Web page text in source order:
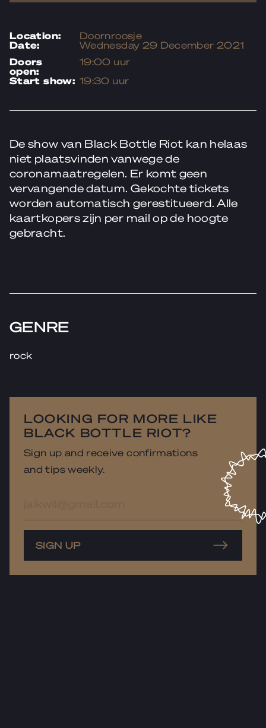
location: Doornroosje
date:
Wednesday 29 December 2021
doors
open:
19:00 uur
start show: 19:30 uur
De show van Black Bottle Riot kan helaas
niet plaatsvinden vanwege de
coronamaatregelen. Er komt geen
vervangende datum. Gekochte tickets
worden automatisch gerestitueerd. Alle
kaartkopers zijn per mail op de hoogte
gebracht.
GENRE
rock
LOOKING FOR MORE LIKE
BLACK BOTTLE RIOT?
Sign up and receive confirmations
and tips weekly.
SIGN UP